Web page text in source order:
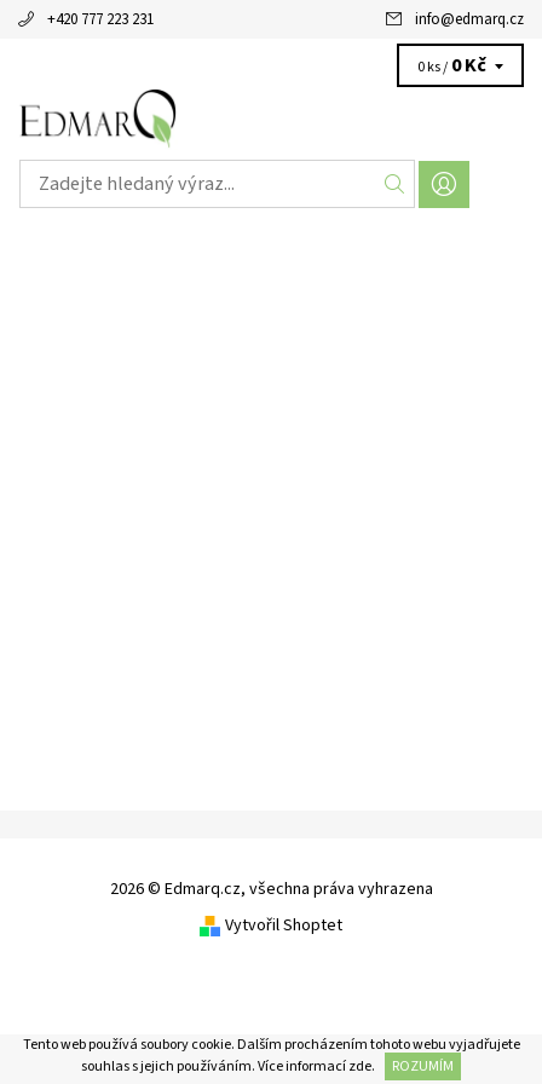
+420 777 223 231 info@edmarq.cz
0 ks / 0 Kč
2026 © Edmarq.cz, všechna práva vyhrazena
Vytvořil Shoptet
Tento web používá soubory cookie. Dalším procházením tohoto webu vyjadřujete
souhlas s jejich používáním. Více informacízde. ROZUMÍM